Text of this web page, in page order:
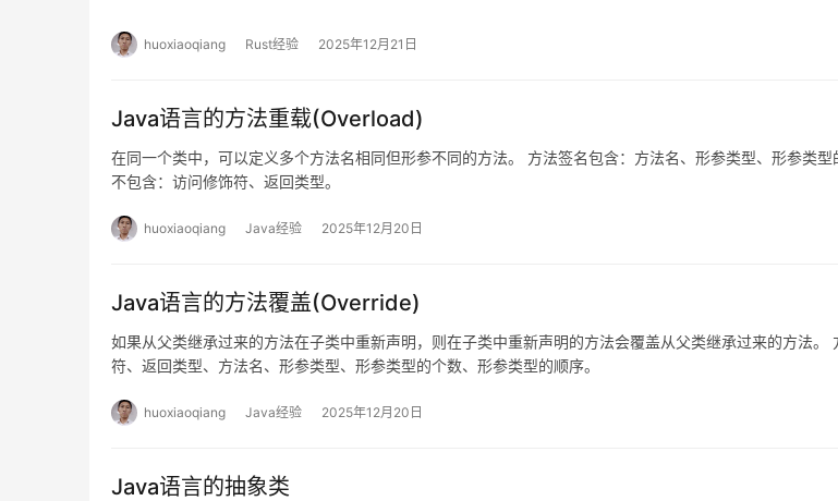
huoxiaoqiang Rust经验 2025年12月21日
Java语言的方法重载(Overload)
在同一个类中，可以定义多个方法名相同但形参不同的方法。 方法签名包含：方法名、形参类型、形参类型
不包含：访问修饰符、返回类型。
huoxiaoqiang Java经验 2025年12月20日
Java语言的方法覆盖(Override)
如果从父类继承过来的方法在子类中重新声明，则在子类中重新声明的方法会覆盖从父类继承过来的方法。
符、返回类型、方法名、形参类型、形参类型的个数、形参类型的顺序。
huoxiaoqiang Java经验 2025年12月20日
Java语言的抽象类